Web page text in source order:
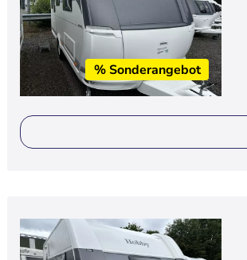
% Sonderangebot